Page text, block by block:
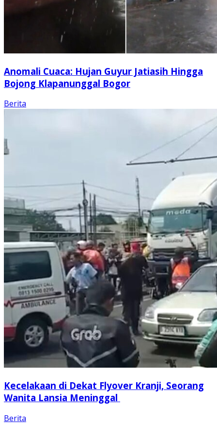
Anomali Cuaca: Hujan Guyur Jatiasih Hingga
Bojong Klapanunggal Bogor
Berita
Kecelakaan di Dekat Flyover Kranji, Seorang
Wanita Lansia Meninggal
Berita